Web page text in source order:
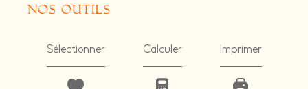
nos outils
Sélectionner Calculer Imprimer